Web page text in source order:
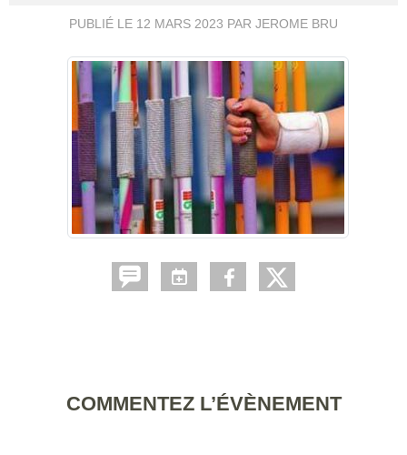
PUBLIÉ LE 12 MARS 2023 PAR JEROME BRU
COMMENTEZ L’ÉVÈNEMENT